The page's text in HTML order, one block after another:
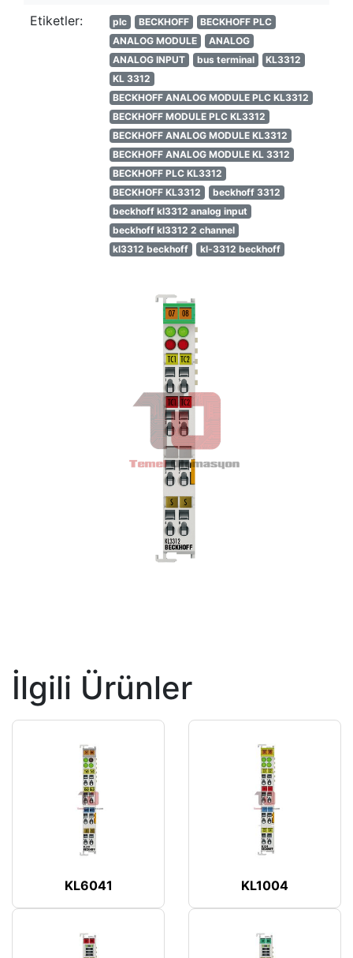
Etiketler: plc BECKHOFF
BECKHOFF PLC
ANALOG MODULE
ANALOG
ANALOG INPUT
bus terminal
KL3312
KL 3312
BECKHOFF ANALOG MODULE PLC KL3312
BECKHOFF MODULE PLC KL3312
BECKHOFF ANALOG MODULE KL3312
BECKHOFF ANALOG MODULE KL 3312
BECKHOFF PLC KL3312
BECKHOFF KL3312
beckhoff 3312
beckhoff kl3312 analog input
beckhoff kl3312 2 channel
kl3312 beckhoff
kl-3312 beckhoff
İlgili Ürünler
KL6041 KL1004